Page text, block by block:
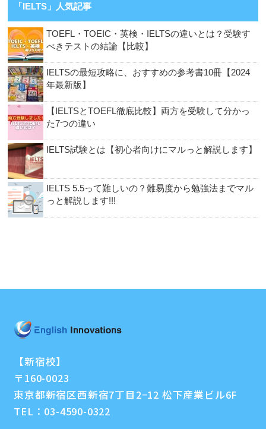
「IELTS」人気記事
TOEFL・TOEIC・英検・IELTSの違いとは？受験す
べきテストの結論【比較】
IELTSの最短攻略に、おすすめの参考書10冊【2024
年最新版】
【IELTSとTOEFL徹底比較】両方を受験して分かっ
た7つの違い
IELTS試験とは【初心者向けにマルっと解説します】
IELTS 5.5って難しいの？難易度から勉強法までマル
っと解説します!!!
【新宿校】
〒160-0023
東京都新宿区西新宿7丁目2−12 松下産業ビル6F
TEL： 03-4590-0322